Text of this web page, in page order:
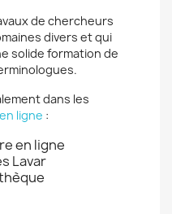
de chercheurs
divers et qui
solide formation de
dans les
ligne :
en ligne
Lavar